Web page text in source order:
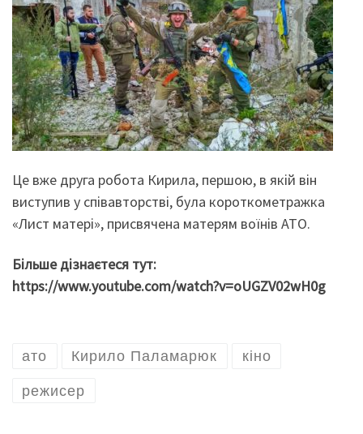
Це вже друга робота Кирила, першою, в якій він
виступив у співавторстві, була короткометражка
«Лист матері», присвячена матерям воїнів АТО.
Більше дізнаєтеся тут:
https://www.youtube.com/watch?v=oUGZV02wH0g
ато Кирило Паламарюк кіно
режисер